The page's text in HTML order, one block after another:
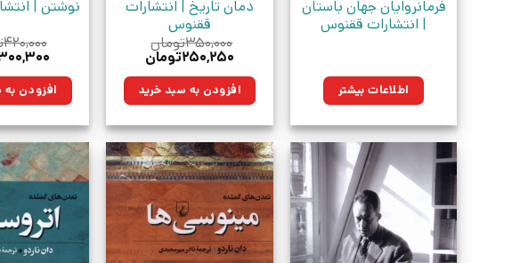
فرمانروایان جهان باستان
| انتشارات ققنوس
اطلاعات بیشتر
دمان تاریخ | انتشارات
ققنوس
۳۵۰,۰۰۰تومان
قیمت
۳۵۰,۰۰۰تومان
بود.
۲۵۰,۲۵۰تومانقیمت
۲۵۰,۲۵۰تومان.افزودن به سبد خرید
نوشتن |
۴۲۰,۰۰۰
قیمت
بود.
افزودن به